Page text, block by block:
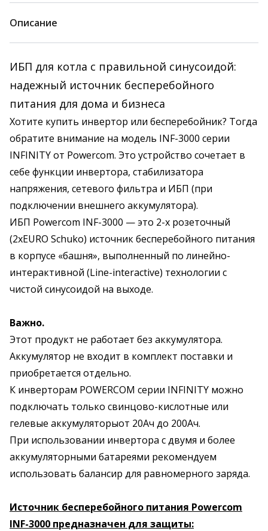
Описание
ИБП для котла с правильной синусоидой:
надежный источник бесперебойного
питания для дома и бизнеса
Хотите купить инвертор или бесперебойник? Тогда
обратите внимание на модель INF-3000 серии
INFINITY от Powercom. Это устройство сочетает в
себе функции инвертора, стабилизатора
напряжения, сетевого фильтра и ИБП (при
подключении внешнего аккумулятора).
ИБП Powercom INF-3000 — это 2-х розеточный
(2хEURO Schuko) источник бесперебойного питания
в корпусе «башня», выполненный по линейно-
интерактивной (Line-interactive) технологии с
чистой синусоидой на выходе.
Важно.
Этот продукт не работает без аккумулятора.
Аккумулятор не входит в комплект поставки и
приобретается отдельно.
К инверторам POWERCOM серии INFINITY можно
подключать только свинцово-кислотные или
гелевые аккумуляторыот 20Ач до 200Ач.
При использовании инвертора с двумя и более
аккумуляторными батареями рекомендуем
использовать балансир для равномерного заряда.
Источник бесперебойного питания Powercom
INF-3000 предназначен для защиты: